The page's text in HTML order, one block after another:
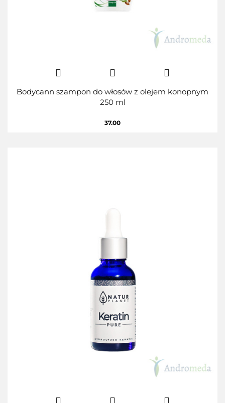
Bodycann szampon do włosów z olejem konopnym
250 ml
37.00